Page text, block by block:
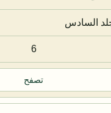
السادس
6
تصفح